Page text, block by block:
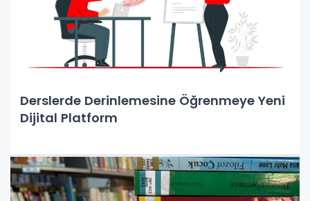
Derslerde Derinlemesine Öğrenmeye Yeni
Dijital Platform